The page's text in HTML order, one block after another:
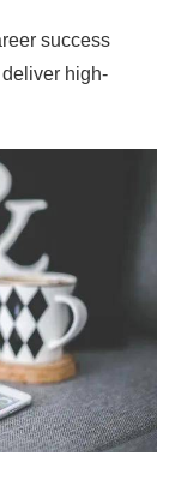
success
high-